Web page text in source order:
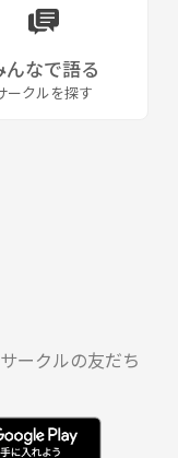
んなで語る
ークルを探す
ークルの友だち